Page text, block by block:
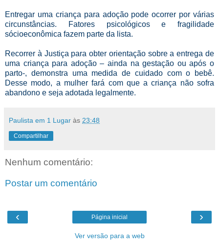
Entregar uma criança para adoção pode ocorrer por várias
circunstâncias. Fatores psicológicos e fragilidade
sócioeconômica fazem parte da lista.
Recorrer à Justiça para obter orientação sobre a entrega de
uma criança para adoção – ainda na gestação ou após o
parto-, demonstra uma medida de cuidado com o bebê.
Desse modo, a mulher fará com que a criança não sofra
abandono e seja adotada legalmente.
Paulista em 1 Lugar às 23:48
Compartilhar
Nenhum comentário:
Postar um comentário
‹ ›
Página inicial
Ver versão para a web